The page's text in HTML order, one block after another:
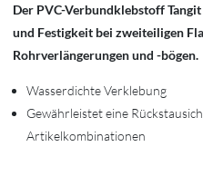
Der PVC-Verbundklebstoff
und Festigkeit bei zweiteiligen
Rohrverlängerungen und -bögen.
Wasserdichte Verklebung
Gewährleistet eine
Artikelkombinationen